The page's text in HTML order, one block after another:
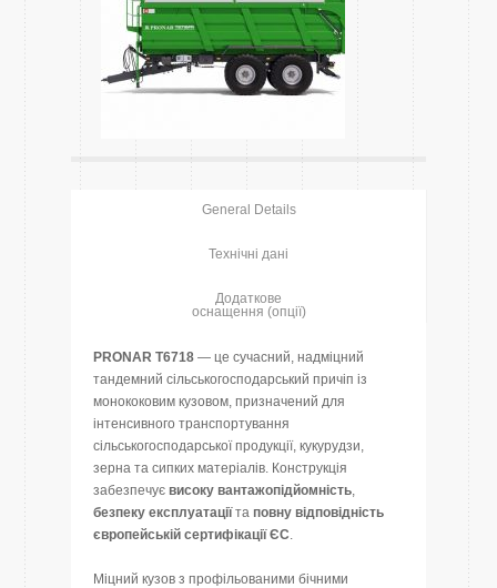
General Details
Технічні дані
Додаткове
оснащення (опції)
PRONAR T6718 — це сучасний, надміцний
тандемний сільськогосподарський причіп із
монококовим кузовом, призначений для
інтенсивного транспортування
сільськогосподарської продукції, кукурудзи,
зерна та сипких матеріалів. Конструкція
забезпечує високу вантажопідйомність,
безпеку експлуатаціїта повну відповідність
європейській сертифікації ЄС.
Міцний кузов з профільованими бічними